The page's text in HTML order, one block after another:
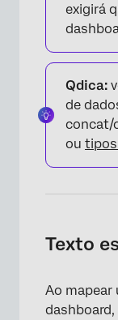
exigirá
Qdica:
de
concat/
ou tipos
Texto
Ao mapear
dashboard,